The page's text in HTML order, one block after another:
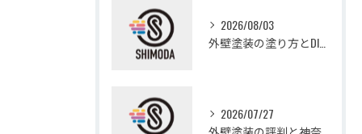
2026/08/03
2026/07/27